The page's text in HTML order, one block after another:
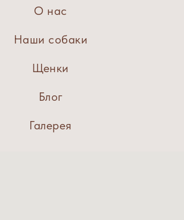
О нас
Наши собаки
Щенки
Блог
Галерея